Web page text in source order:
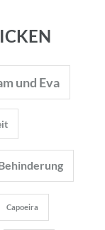
und Eva
Capoeira